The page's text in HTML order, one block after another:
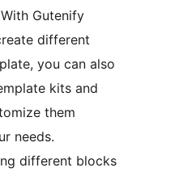
Gutenify
different
you can also
kits and
them
needs.
different blocks